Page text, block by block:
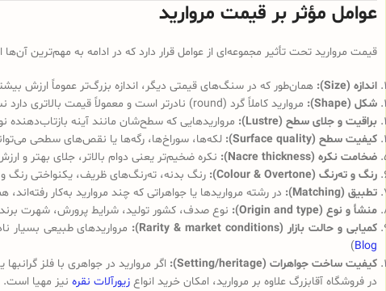
عوامل مؤثر بر قیمت مروارید
قیمت مروارید تحت تأثیر مجموعه‌ای از عوامل قرار دارد که در ادامه به مهم‌ترین
اندازه (Size): همان‌طور که در سنگ‌های قیمتی دیگر، اندازه بزرگ‌تر عموماً ارزش بیشتری دارد، در
شکل (Shape):
مروارید کاملاً گرد (round) نادرتر است و معمولاً قیمت بالاتری دارد نسبت به اشکال نامتقارن یا بیضی. (
براقیت و جلای سطح (Lustre):
مرواریدهایی که سطح‌شان مانند آینه بازتاب‌دهنده
کیفیت سطح (Surface quality):
لکه‌ها، سوراخ‌ها، رگه‌ها یا نقص‌های سطحی
ضخامت نکره (Nacre thickness):
نکره ضخیم‌تر یعنی دوام بالاتر، جلای بهتر و
رنگ و ته‌رنگ (Colour & Overtone):
رنگ بدنه، ته‌رنگ‌های ظریف، یکنواختی رنگ و
تطبیق (Matching):
در رشته مرواریدها یا جواهراتی که چند مروارید به‌کار
منشأ و نوع (Origin and type):
نوع صدف، کشور تولید، شرایط پرورش، شهرت برند
کمیابی و حالت بازار (Rarity & market conditions):
مرواریدهای طبیعی بسیار
Blog
)
کیفیت ساخت جواهرات (Setting/heritage):
اگر مروارید در جواهری با فلز
در فروشگاه آقابزرگ علاوه بر مروارید، امکان خرید انواع زیورآلات نقره نیز مهیا است.